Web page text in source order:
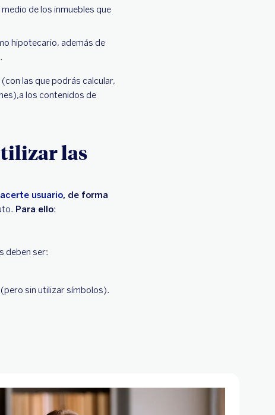
de los inmuebles que
hipotecario, además de
(con las que podrás calcular,
los contenidos de
las
usuario, de forma
Para ello:
deben ser:
sin utilizar símbolos).